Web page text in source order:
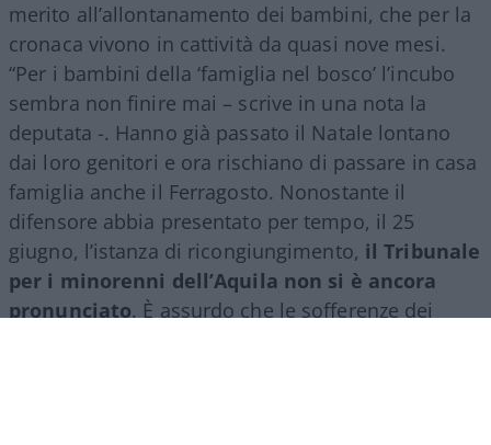
merito all’allontanamento dei bambini, che per la
cronaca vivono in cattività da quasi nove mesi.
“Per i bambini della ‘famiglia nel bosco’ l’incubo
sembra non finire mai – scrive in una nota la
deputata -. Hanno già passato il Natale lontano
dai loro genitori e ora rischiano di passare in casa
famiglia anche il Ferragosto. Nonostante il
difensore abbia presentato per tempo, il 25
giugno, l’istanza di ricongiungimento, il Tribunale
per i minorenni dell’Aquila non si è ancora
pronunciato. È assurdo che le sofferenze dei